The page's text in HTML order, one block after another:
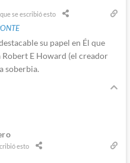
se escribió esto
su papel en Él que
Robert E Howard (el creador
soberbia.
esto